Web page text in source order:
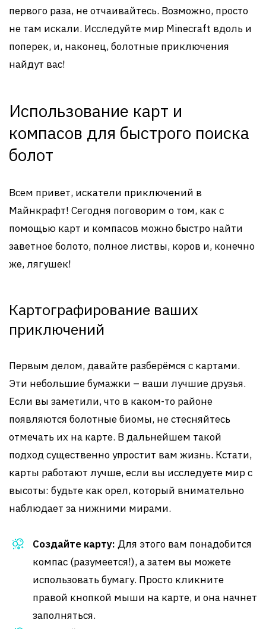
первого раза, не отчаивайтесь. Возможно, просто
не там искали. Исследуйте мир Minecraft вдоль и
поперек, и, наконец, болотные приключения
найдут вас!
Использование карт и
компасов для быстрого поиска
болот
Всем привет, искатели приключений в
Майнкрафт! Сегодня поговорим о том, как с
помощью карт и компасов можно быстро найти
заветное болото, полное листвы, коров и, конечно
же, лягушек!
Картографирование ваших
приключений
Первым делом, давайте разберёмся с картами.
Эти небольшие бумажки – ваши лучшие друзья.
Если вы заметили, что в каком-то районе
появляются болотные биомы, не стесняйтесь
отмечать их на карте. В дальнейшем такой
подход существенно упростит вам жизнь. Кстати,
карты работают лучше, если вы исследуете мир с
высоты: будьте как орел, который внимательно
наблюдает за нижними мирами.
Создайте карту: Для этого вам понадобится
компас (разумеется!), а затем вы можете
использовать бумагу. Просто кликните
правой кнопкой мыши на карте, и она начнет
заполняться.